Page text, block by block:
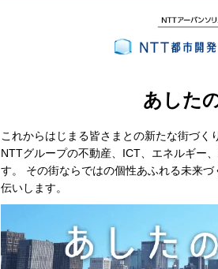
あした
これからはじまる皆さまとの新たな街づく
NTTグループの不動産、ICT、エネルギー
す。 その街ならではの個性あふれる未来
伝いします。